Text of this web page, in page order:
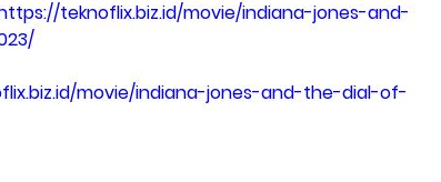
teknoflix.biz.id/movie/indiana-jones-and-
movie/indiana-jones-and-the-dial-of-